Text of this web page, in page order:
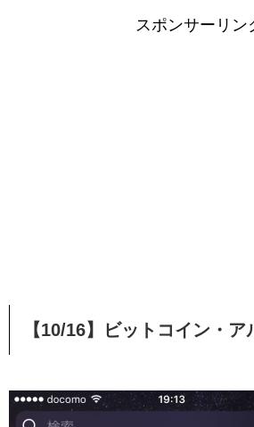
スポンサーリン
【10/16】ビットコイン・